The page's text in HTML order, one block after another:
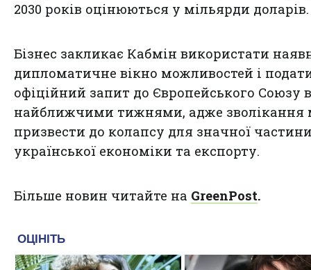
2030 років оцінюються у мільярди доларів.
Бізнес закликає Кабмін використати
дипломатичне вікно можливостей і
офіційний запит до Європейського Союзу
найближчими тижнями, адже зволікання
призвести до колапсу для значної
української економіки та експорту.
Більше новин читайте на GreenPost.